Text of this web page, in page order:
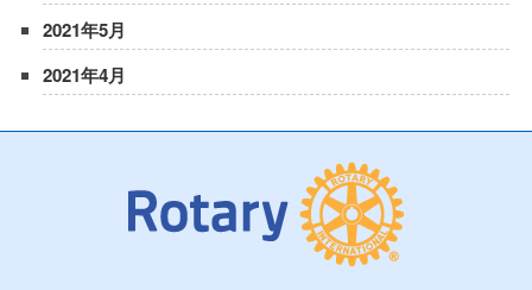
2021年5月
2021年4月